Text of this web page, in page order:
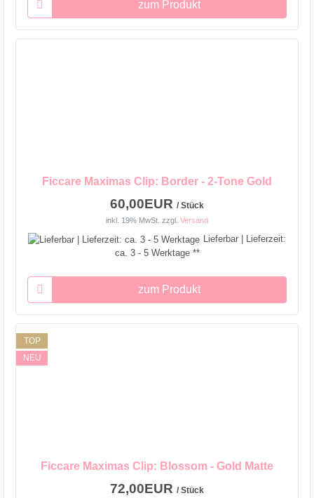
zum Produkt
Ficcare Maximas Clip: Border - 2-Tone Gold
60,00EUR / Stück
inkl. 19% MwSt. zzgl. Versand
Lieferbar | Lieferzeit:
ca. 3 - 5 Werktage **
zum Produkt
TOP
NEU
Ficcare Maximas Clip: Blossom - Gold Matte
72,00EUR / Stück